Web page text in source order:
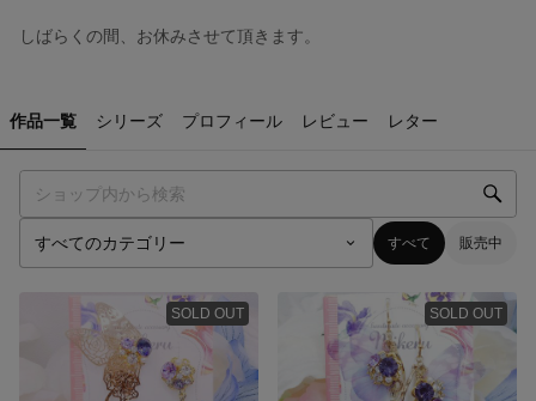
しばらくの間、お休みさせて頂きます。
作品一覧 シリーズ プロフィール レビュー レター
すべて 販売中
SOLD OUT SOLD OUT